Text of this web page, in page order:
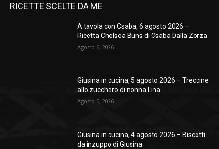
RICETTE SCELTE DA ME
A tavola con Csaba, 6 agosto 2026 –
Ricetta Chelsea Buns di Csaba Dalla Zorza
Agosto 6, 2026
Giusina in cucina, 5 agosto 2026 – Treccine
allo zucchero di nonna Lina
Agosto 5, 2026
Giusina in cucina, 4 agosto 2026 – Biscotti
da inzuppo di Giusina.